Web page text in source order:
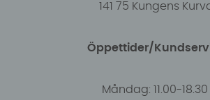
141 75 Kungens
Öppettider/
Måndag: 11.00-18.30